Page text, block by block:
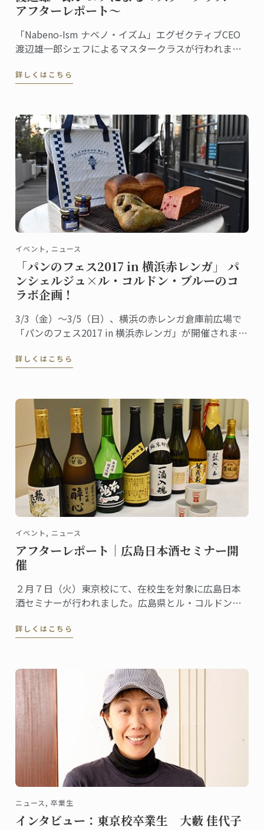
アフターレポート～
「Nabeno-Ism ナベノ・イズム」エグゼクティブCEO
渡辺雄一郎シェフによるマスタークラスが行われまし
詳しくはこちら
イベント, ニュース
「パンのフェス2017 in 横浜赤レンガ」 パ
ンシェルジュ×ル・コルドン・ブルーのコ
ラボ企画！
3/3（金）～3/5（日）、横浜の赤レンガ倉庫前広場で
「パンのフェス2017 in 横浜赤レンガ」が開催されま
詳しくはこちら
イベント, ニュース
アフターレポート｜広島日本酒セミナー開
催
２月７日（火）東京校にて、在校生を対象に広島日本
酒セミナーが行われました。広島県とル・コルドン・
で、パリ校でも定期的に行われて好評を博しているイ
詳しくはこちら
ニュース, 卒業生
インタビュー：東京校卒業生 大藪 佳代子